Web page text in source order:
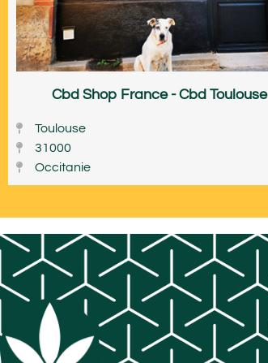
Cbd Shop France - Cbd Toulouse
Toulouse
31000
Occitanie